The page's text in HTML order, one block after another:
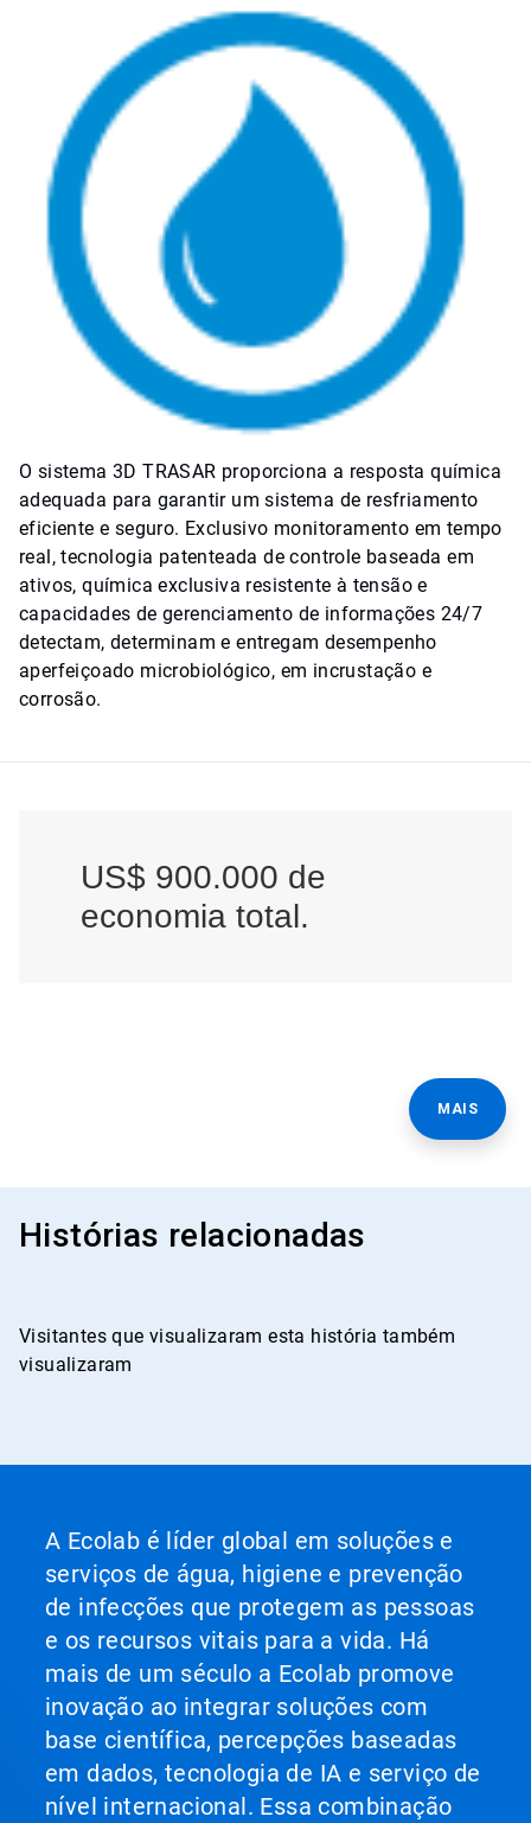
O sistema 3D TRASAR proporciona a resposta química
adequada para garantir um sistema de resfriamento
eficiente e seguro. Exclusivo monitoramento em tempo
real, tecnologia patenteada de controle baseada em
ativos, química exclusiva resistente à tensão e
capacidades de gerenciamento de informações 24/7
detectam, determinam e entregam desempenho
aperfeiçoado microbiológico, em incrustação e
corrosão.
US$ 900.000 de
economia total.
MAIS
Histórias relacionadas
Visitantes que visualizaram esta história também
visualizaram
A Ecolab é líder global em soluções e
serviços de água, higiene e prevenção
de infecções que protegem as pessoas
e os recursos vitais para a vida. Há
mais de um século a Ecolab promove
inovação ao integrar soluções com
base científica, percepções baseadas
em dados, tecnologia de IA e serviço de
nível internacional. Essa combinação